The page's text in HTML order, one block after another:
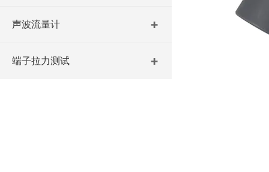
声波流量计
端子拉力测试